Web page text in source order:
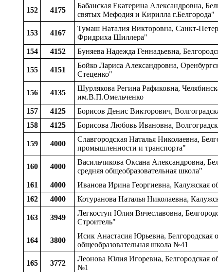
152 4175
Бабанская Екатерина Александровна,
святых Мефодия и Кирилла г.Белгорода"
153 4167
Тумаш Наталия Викторовна, Санкт-
Фридриха Шиллера"
154
4152 Буняева Надежда Геннадьевна,
155 4151
Бойко Лариса Александровна,
Стеценко"
156 4135
Шурлякова Регина Рафиковна,
им.В.П.Омельченко
157
4125
Борисов Денис Викторович,
158
4125 Борисова Любовь Ивановна,
159 4000
Славгородская Наталья Николаевна,
промышленности и транспорта"
160 4000
Васильчикова Оксана Александровна,
средняя общеобразовательная школа"
161
4000
Иванова Ирина Георгиевна,
162
4000 Котуранова Наталья Николаевна,
163 3949
Легкоступ Юлия Вячеславовна,
Строитель"
164 3800
Исик Анастасия Юрьевна, Белгородская
общеобразовательная школа №41
165 3772
Леонова Юлия Игоревна, Белгородская
№1